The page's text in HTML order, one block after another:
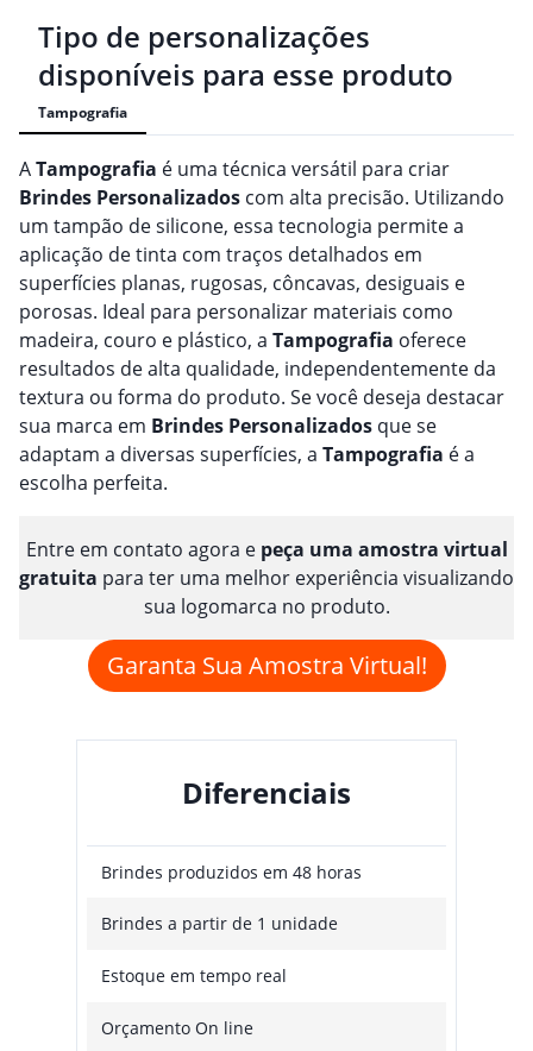
Tipo de personalizações
disponíveis para esse produto
Tampografia
ATampografia é uma técnica versátil para criar
Brindes Personalizados com alta precisão. Utilizando
um tampão de silicone, essa tecnologia permite a
aplicação de tinta com traços detalhados em
superfícies planas, rugosas, côncavas, desiguais e
porosas. Ideal para personalizar materiais como
madeira, couro e plástico, a Tampografia oferece
resultados de alta qualidade, independentemente da
textura ou forma do produto. Se você deseja destacar
sua marca em Brindes Personalizados que se
adaptam a diversas superfícies, a Tampografia é a
escolha perfeita.
Entre em contato agora e peça uma amostra virtual
gratuita para ter uma melhor experiência visualizando
sua logomarca no produto.
Garanta Sua Amostra Virtual!
Diferenciais
Brindes produzidos em 48 horas
Brindes a partir de 1 unidade
Estoque em tempo real
Orçamento On line